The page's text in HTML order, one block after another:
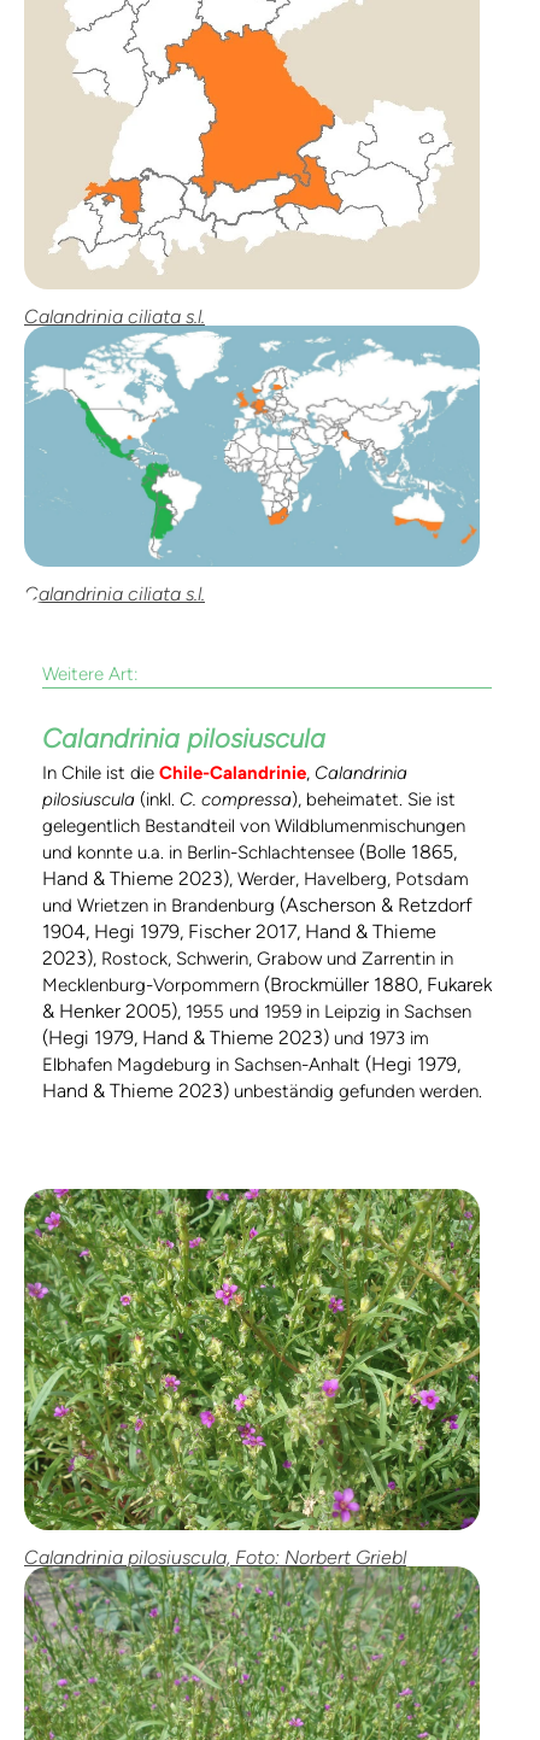
Calandrinia ciliata s.l.
Calandrinia ciliata s.l.
Weitere Art:
Calandrinia pilosiuscula
In Chile ist die Chile-Calandrinie, Calandrinia
pilosiuscula (inkl. C. compressa), beheimatet. Sie ist
gelegentlich Bestandteil von Wildblumenmischungen
und konnte u.a. in Berlin-Schlachtensee (Bolle 1865,
Hand & Thieme 2023), Werder, Havelberg, Potsdam
und Wrietzen in Brandenburg (Ascherson & Retzdorf
1904, Hegi 1979, Fischer 2017, Hand & Thieme
2023), Rostock, Schwerin, Grabow und Zarrentin in
Mecklenburg-Vorpommern (Brockmüller 1880, Fukarek
& Henker 2005), 1955 und 1959 in Leipzig in Sachsen
(Hegi 1979, Hand & Thieme 2023) und 1973 im
Elbhafen Magdeburg in Sachsen-Anhalt (Hegi 1979,
Hand & Thieme 2023) unbeständig gefunden werden.
Calandrinia pilosiuscula, Foto: Norbert Griebl